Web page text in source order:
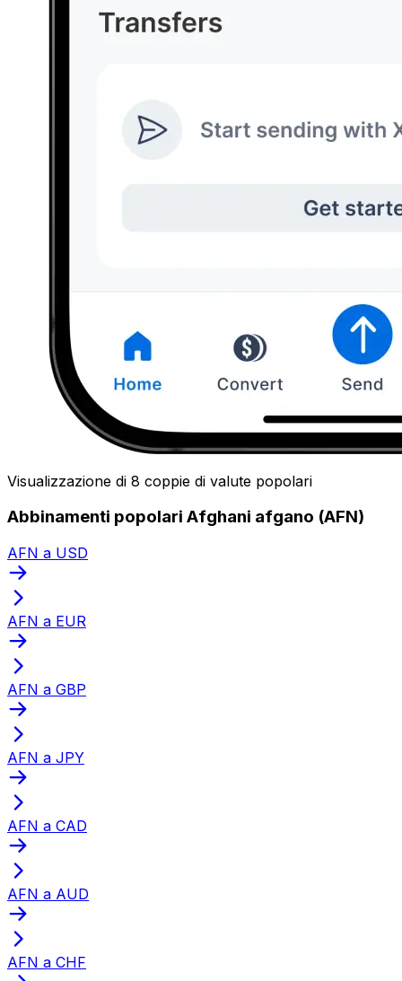
Visualizzazione di 8 coppie di valute popolari
Abbinamenti popolari Afghani afgano (AFN)
AFN a USD
AFN a EUR
AFN a GBP
AFN a JPY
AFN a CAD
AFN a AUD
AFN a CHF